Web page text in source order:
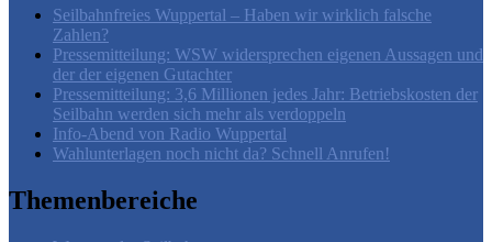
Seilbahnfreies Wuppertal – Haben wir wirklich falsche
Zahlen?
Pressemitteilung: WSW widersprechen eigenen Aussagen und
der der eigenen Gutachter
Pressemitteilung: 3,6 Millionen jedes Jahr: Betriebskosten der
Seilbahn werden sich mehr als verdoppeln
Info-Abend von Radio Wuppertal
Wahlunterlagen noch nicht da? Schnell Anrufen!
Themenbereiche